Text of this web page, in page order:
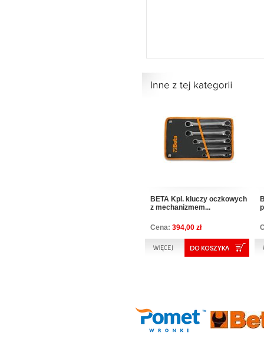
BETA Kpl. kluczy oczkowych
z mechanizmem...
Cena: 394,00 zł